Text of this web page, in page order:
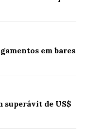
em bares
superávit de US$